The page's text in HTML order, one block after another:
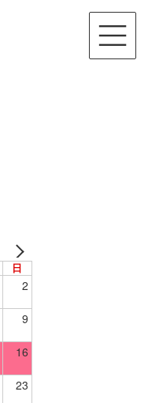
日
2
9
16
23